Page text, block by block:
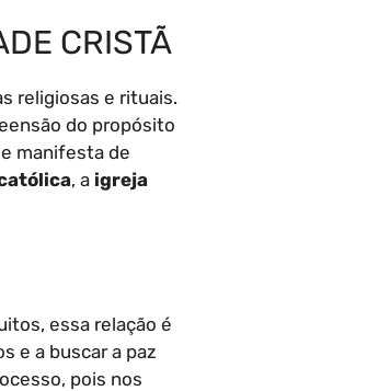
CRISTÃ
religiosas e rituais.
do propósito
manifesta de
, a igreja
essa relação é
e a buscar a paz
pois nos